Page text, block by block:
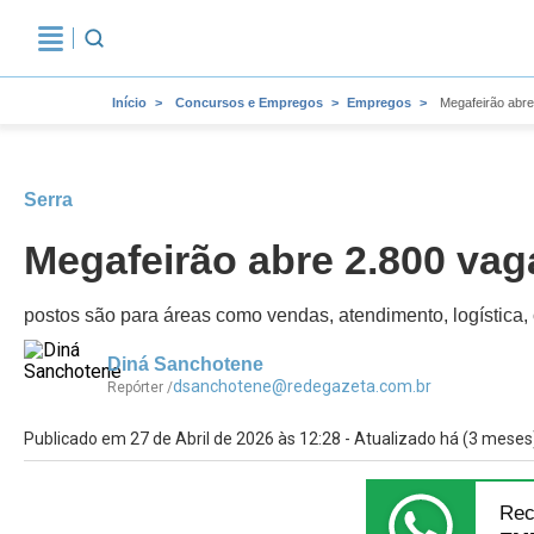
Início Concursos e Empregos Empregos Megafeirão
Serra
Megafeirão abre 2.800
postos são para áreas como vendas, atendimento,
Diná Sanchotene
Repórter /dsanchotene@redegazeta.com.br
Publicado em 27 de Abril de 2026 às 12:28 - Atualizado há (3